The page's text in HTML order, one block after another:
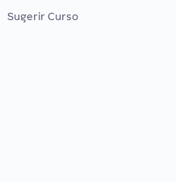
Sugerir Curso